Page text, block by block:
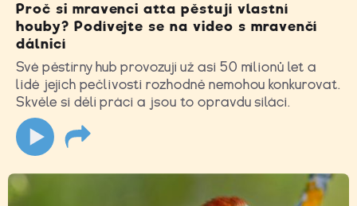
Proč si mravenci atta pěstují vlastní
houby? Podívejte se na video s mravenčí
dálnicí
Své pěstírny hub provozují už asi 50 milionů let a
lidé jejich pečlivosti rozhodně nemohou konkurovat.
Skvěle si dělí práci a jsou to opravdu siláci.